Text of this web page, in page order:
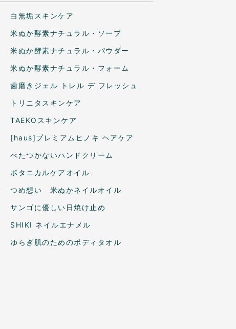
白無垢スキンケア
米ぬか酵素ナチュラル・ソープ
米ぬか酵素ナチュラル・パウダー
米ぬか酵素ナチュラル・フォーム
歯磨きジェル トレル デ フレッシュ
トリニタスキンケア
TAEKOスキンケア
[haus]プレミアムヒノキ ヘアケア
べたつかないハンドクリーム
ボタニカルケアオイル
つめ想い 米ぬかネイルオイル
サンゴに優しい日焼け止め
SHIKI ネイルエナメル
ゆらぎ肌のためのボディタオル